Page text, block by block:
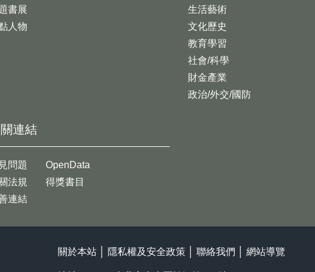
生活藝術
文化歷史
教育學習
社會/科學
財金產業
政治/外交/國防
書展
人物
連結
問題
法規
連結
OpenData
得獎書目
關於本站 隱私權及安全政策 聯絡我們 網站導覽